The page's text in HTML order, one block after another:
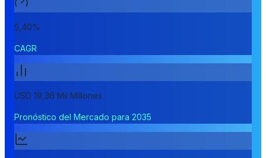
5,40%
CAGR
USD 19,36 Mil Millones
Pronóstico del Mercado para 2035